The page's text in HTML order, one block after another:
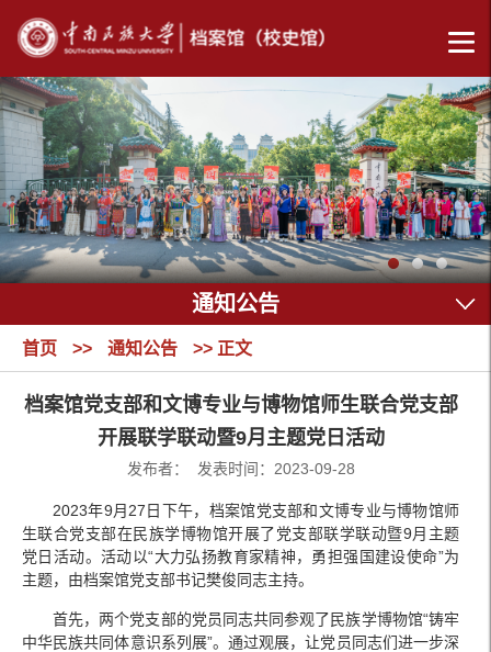
通知公告
首页 >> 通知公告 >> 正文
档案馆党支部和文博专业与博物馆师生联合党支部
开展联学联动暨9月主题党日活动
发布者： 发表时间：2023-09-28
2023年9月27日下午，档案馆党支部和文博专业与博物馆师
生联合党支部在民族学博物馆开展了党支部联学联动暨9月主题
党日活动。活动以“大力弘扬教育家精神，勇担强国建设使命”为
主题，由档案馆党支部书记樊俊同志主持。
首先，两个党支部的党员同志共同参观了民族学博物馆“铸牢
中华民族共同体意识系列展”。通过观展，让党员同志们进一步深